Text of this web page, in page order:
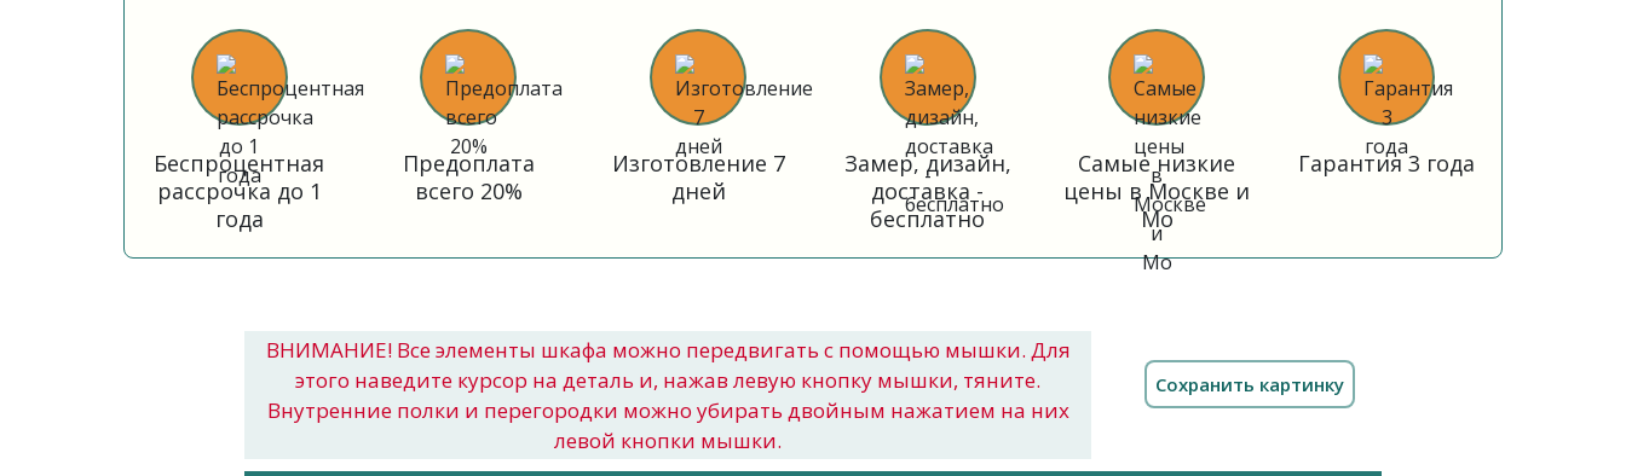
Беспроцентная
рассрочка до 1
года
Предоплата
всего 20%
Изготовление 7
дней
Замер, дизайн,
доставка -
бесплатно
Самые низкие
цены в Москве и
Мо
Гарантия 3 года
ВНИМАНИЕ! Все элементы шкафа можно передвигать с помощью мышки. Для
этого наведите курсор на деталь и, нажав левую кнопку мышки, тяните.
Внутренние полки и перегородки можно убирать двойным нажатием на них
левой кнопки мышки.